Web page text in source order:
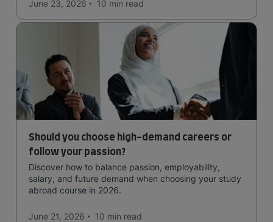
June 23, 2026
10 min read
Should you choose high-demand careers or
follow your passion?
Discover how to balance passion, employability,
salary, and future demand when choosing your study
abroad course in 2026.
June 21, 2026 10 min read